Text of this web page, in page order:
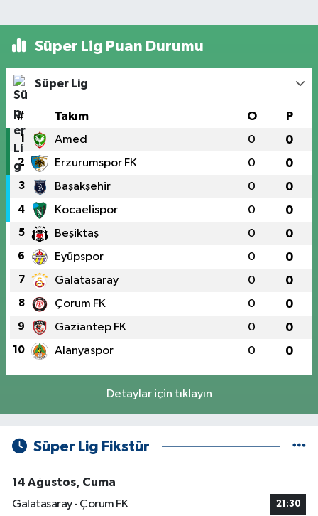
Süper Lig Puan Durumu
Süper Lig
# Takım O P
1 Amed 0 0
2 Erzurumspor FK 0 0
3 Başakşehir 0 0
4 Kocaelispor 0 0
5 Beşiktaş 0 0
6 Eyüpspor 0 0
7 Galatasaray 0 0
8 Çorum FK 0 0
9 Gaziantep FK 0 0
10 Alanyaspor 0 0
Detaylar için tıklayın
Süper Lig Fikstür
14 Ağustos, Cuma
Galatasaray - Çorum FK
21:30